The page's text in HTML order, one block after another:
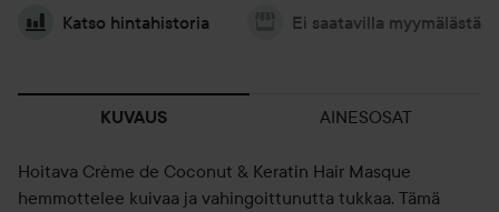
Katso hintahistoria Ei saatavilla myymälästä
KUVAUS AINESOSAT
Hoitava Crème de Coconut & Keratin Hair Masque
hemmottelee kuivaa ja vahingoittunutta tukkaa. Tämä